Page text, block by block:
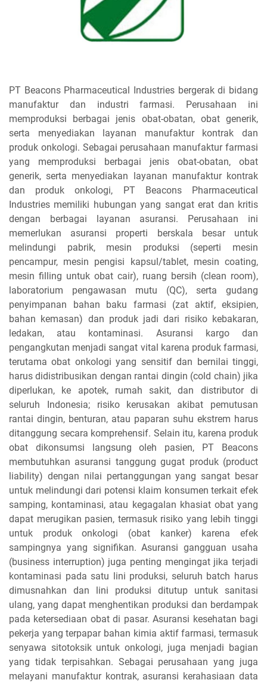
PT Beacons Pharmaceutical Industries bergerak di bidang
manufaktur dan industri farmasi. Perusahaan ini
memproduksi berbagai jenis obat-obatan, obat generik,
serta menyediakan layanan manufaktur kontrak dan
produk onkologi. Sebagai perusahaan manufaktur farmasi
yang memproduksi berbagai jenis obat-obatan, obat
generik, serta menyediakan layanan manufaktur kontrak
dan produk onkologi, PT Beacons Pharmaceutical
Industries memiliki hubungan yang sangat erat dan kritis
dengan berbagai layanan asuransi. Perusahaan ini
memerlukan asuransi properti berskala besar untuk
melindungi pabrik, mesin produksi (seperti mesin
pencampur, mesin pengisi kapsul/tablet, mesin coating,
mesin filling untuk obat cair), ruang bersih (clean room),
laboratorium pengawasan mutu (QC), serta gudang
penyimpanan bahan baku farmasi (zat aktif, eksipien,
bahan kemasan) dan produk jadi dari risiko kebakaran,
ledakan, atau kontaminasi. Asuransi kargo dan
pengangkutan menjadi sangat vital karena produk farmasi,
terutama obat onkologi yang sensitif dan bernilai tinggi,
harus didistribusikan dengan rantai dingin (cold chain) jika
diperlukan, ke apotek, rumah sakit, dan distributor di
seluruh Indonesia; risiko kerusakan akibat pemutusan
rantai dingin, benturan, atau paparan suhu ekstrem harus
ditanggung secara komprehensif. Selain itu, karena produk
obat dikonsumsi langsung oleh pasien, PT Beacons
membutuhkan asuransi tanggung gugat produk (product
liability) dengan nilai pertanggungan yang sangat besar
untuk melindungi dari potensi klaim konsumen terkait efek
samping, kontaminasi, atau kegagalan khasiat obat yang
dapat merugikan pasien, termasuk risiko yang lebih tinggi
untuk produk onkologi (obat kanker) karena efek
sampingnya yang signifikan. Asuransi gangguan usaha
(business interruption) juga penting mengingat jika terjadi
kontaminasi pada satu lini produksi, seluruh batch harus
dimusnahkan dan lini produksi ditutup untuk sanitasi
ulang, yang dapat menghentikan produksi dan berdampak
pada ketersediaan obat di pasar. Asuransi kesehatan bagi
pekerja yang terpapar bahan kimia aktif farmasi, termasuk
senyawa sitotoksik untuk onkologi, juga menjadi bagian
yang tidak terpisahkan. Sebagai perusahaan yang juga
melayani manufaktur kontrak, asuransi kerahasiaan data